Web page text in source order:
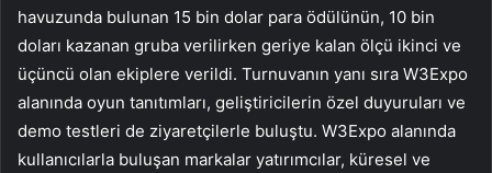
havuzunda bulunan 15 bin dolar para ödülünün, 10 bin
doları kazanan gruba verilirken geriye kalan ölçü ikinci ve
üçüncü olan ekiplere verildi. Turnuvanın yanı sıra W3Expo
alanında oyun tanıtımları, geliştiricilerin özel duyuruları ve
demo testleri de ziyaretçilerle buluştu. W3Expo alanında
kullanıcılarla buluşan markalar yatırımcılar, küresel ve